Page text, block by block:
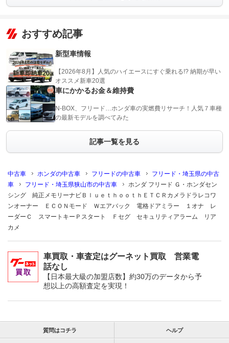
おすすめ記事
新型車情報
【2026年8月】人気のハイエースにすぐ乗れる!? 納期が早い
オススメ新車20選
車にかかるお金＆維持費
N-BOX、フリード…ホンダ車の実燃費リサーチ！人気７車種
の最新モデルを調べてみた
記事一覧を見る
中古車 ホンダの中古車 フリードの中古車
フリード・埼玉県の中古
車
フリード・埼玉県狭山市の中古車
ホンダ フリード Ｇ・ホンダセン
シング 純正メモリーナビＢｌｕｅｔｈｏｏｔｈＥＴＣＲカメラドラレコワ
ンオーナー ＥＣＯＮモード Ｗエアバック 電格ドアミラー １オナ レ
ーダーＣ スマートキーＰスタート Ｆセグ セキュリティアラーム リア
カメ
車買取・車査定はグーネット買取 営業電
話なし
【日本最大級の加盟店数】約30万のデータから予
想以上の高額査定を実現！
質問はコチラ ヘルプ